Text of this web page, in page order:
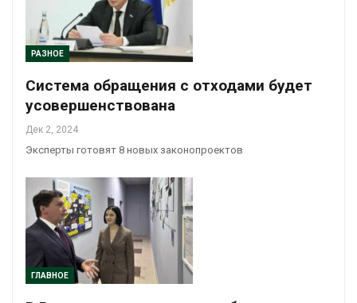
РАЗНОЕ
Система обращения с отходами будет
усовершенствована
Дек 2, 2024
Эксперты готовят 8 новых законопроектов
ГЛАВНОЕ